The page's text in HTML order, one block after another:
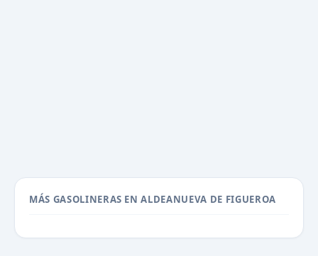
MÁS GASOLINERAS EN ALDEANUEVA DE FIGUEROA